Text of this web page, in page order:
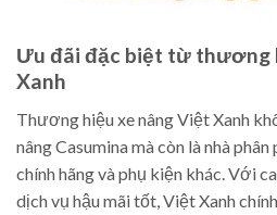
Ưu đãi đặc biệt từ thương
Xanh
Thương hiệu xe nâng Việt Xanh
nâng Casumina mà còn là nhà
chính hãng và phụ kiện khác. Với
dịch vụ hậu mãi tốt, Việt Xanh